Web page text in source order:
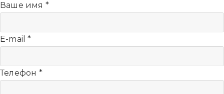
Ваше имя *
E-mail*
Телефон *